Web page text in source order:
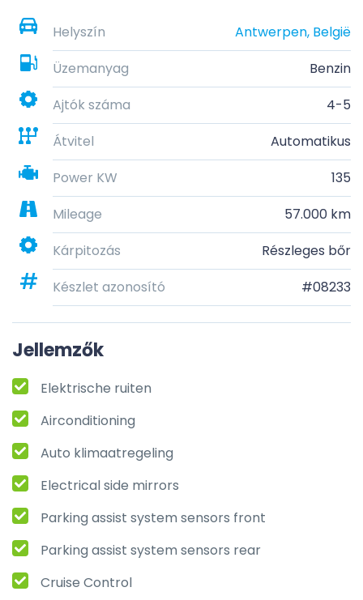
Helyszín
Antwerpen, België
Üzemanyag
Benzin
Ajtók száma
4-5
Átvitel
Automatikus
Power KW
135
Mileage
57.000 km
Kárpitozás
Részleges bőr
Készlet azonosító
#08233
Jellemzők
Elektrische ruiten
Airconditioning
Auto klimaatregeling
Electrical side mirrors
Parking assist system sensors front
Parking assist system sensors rear
Cruise Control